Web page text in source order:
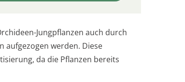
Jungpflanzen auch durch
aufgezogen werden. Diese
da die Pflanzen bereits